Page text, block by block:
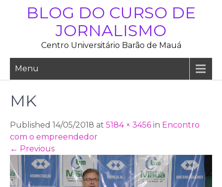
BLOG DO CURSO DE
JORNALISMO
Centro Universitário Barão de Mauá
Menu
MK
Published 14/05/2018 at 5184 × 3456 in Encontro
com o empreendedor
← Previous